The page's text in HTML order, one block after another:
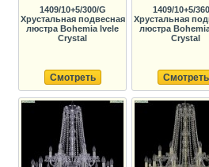
1409/10+5/300/G
Хрустальная подвесная
люстра Bohemia Ivele
Crystal
Смотреть
1409/10+5/
Хрустальная
люстра
Crystal
Смотреть